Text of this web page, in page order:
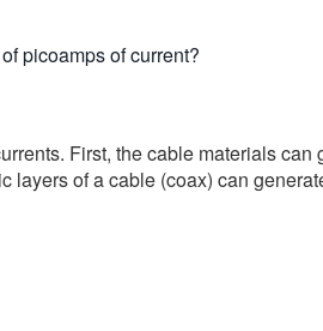
picoamps of current?
First, the cable materials
layers of a cable (coax) can